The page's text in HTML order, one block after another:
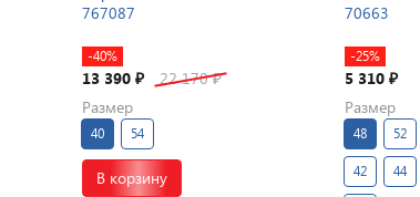
767087
-40%
13 390₽ 22 170₽
Размер
40 54
В корзину
70663
-25%
5 310 ₽
Размер
48 52
42 44